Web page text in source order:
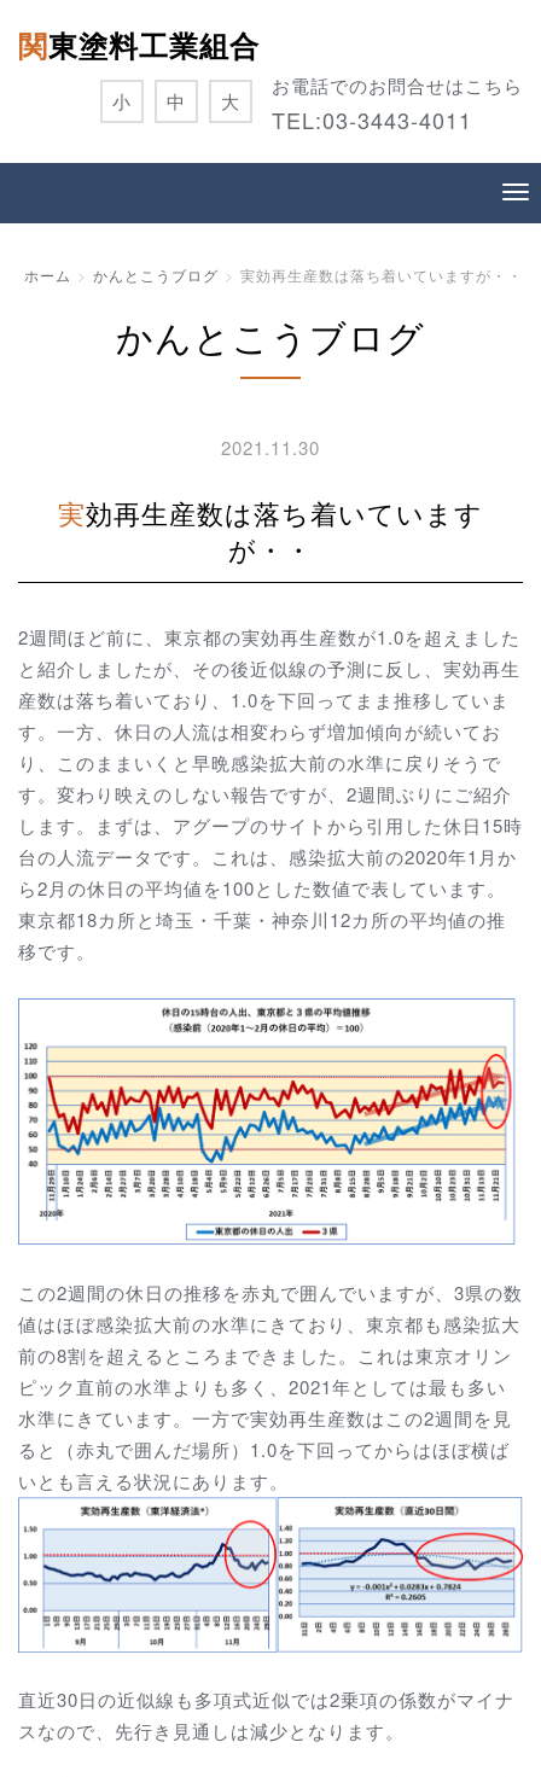
関東塗料工業組合
お電話でのお問合せはこちら
TEL:03-3443-4011
小 中 大
ホーム かんとこうブログ 実効再生産数は落ち着いていますが・・
かんとこうブログ
2021.11.30
実効再生産数は落ち着いています
が・・
2週間ほど前に、東京都の実効再生産数が1.0を超えました
と紹介しましたが、その後近似線の予測に反し、実効再生
産数は落ち着いており、1.0を下回ってまま推移していま
す。一方、休日の人流は相変わらず増加傾向が続いてお
り、このままいくと早晩感染拡大前の水準に戻りそうで
す。変わり映えのしない報告ですが、2週間ぶりにご紹介
します。まずは、アグープのサイトから引用した休日15時
台の人流データです。これは、感染拡大前の2020年1月か
ら2月の休日の平均値を100とした数値で表しています。
東京都18カ所と埼玉・千葉・神奈川12カ所の平均値の推
移です。
この2週間の休日の推移を赤丸で囲んでいますが、3県の数
値はほぼ感染拡大前の水準にきており、東京都も感染拡大
前の8割を超えるところまできました。これは東京オリン
ピック直前の水準よりも多く、2021年としては最も多い
水準にきています。一方で実効再生産数はこの2週間を見
ると（赤丸で囲んだ場所）1.0を下回ってからはほぼ横ば
いとも言える状況にあります。
直近30日の近似線も多項式近似では2乗項の係数がマイナ
スなので、先行き見通しは減少となります。